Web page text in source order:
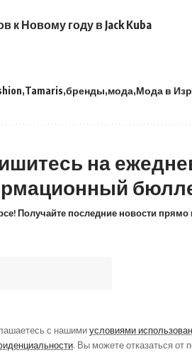
к Новому году в Jack Kuba
Tamaris бренды мода Мода в
на
Получайте последние новости
с нашимиусловиями
. Вы можете отказаться от